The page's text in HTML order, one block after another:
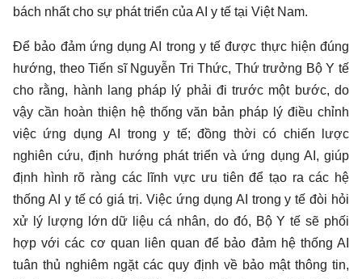
bách nhất cho sự phát triển của AI y tế tại Việt Nam.
Để bảo đảm ứng dụng AI trong y tế được thực hiện đúng
hướng, theo Tiến sĩ Nguyễn Tri Thức, Thứ trưởng Bộ Y tế
cho rằng, hành lang pháp lý phải đi trước một bước, do
vậy cần hoàn thiện hệ thống văn bản pháp lý điều chỉnh
việc ứng dụng AI trong y tế; đồng thời có chiến lược
nghiên cứu, định hướng phát triển và ứng dụng AI, giúp
định hình rõ ràng các lĩnh vực ưu tiên để tạo ra các hệ
thống AI y tế có giá trị. Việc ứng dụng AI trong y tế đòi hỏi
xử lý lượng lớn dữ liệu cá nhân, do đó, Bộ Y tế sẽ phối
hợp với các cơ quan liên quan để bảo đảm hệ thống AI
tuân thủ nghiêm ngặt các quy định về bảo mật thông tin,